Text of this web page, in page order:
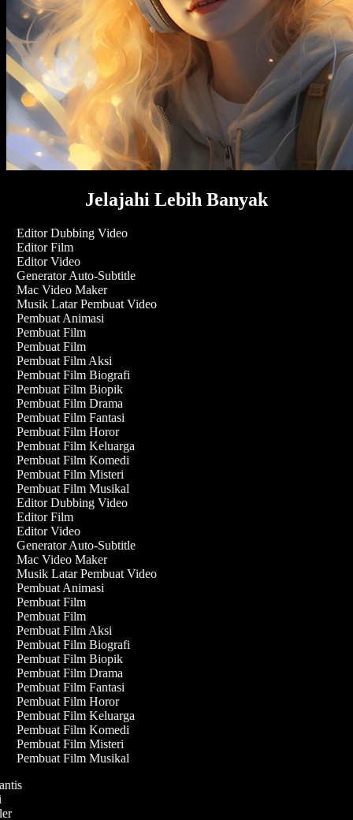
Jelajahi Lebih Banyak
Editor Dubbing Video
Editor Film
Editor Video
Generator Auto-Subtitle
Mac Video Maker
Musik Latar Pembuat Video
Pembuat Animasi
Pembuat Film
Pembuat Film
Pembuat Film Aksi
Pembuat Film Biografi
Pembuat Film Biopik
Pembuat Film Drama
Pembuat Film Fantasi
Pembuat Film Horor
Pembuat Film Keluarga
Pembuat Film Komedi
Pembuat Film Misteri
Pembuat Film Musikal
Editor Dubbing Video
Editor Film
Editor Video
Generator Auto-Subtitle
Mac Video Maker
Musik Latar Pembuat Video
Pembuat Animasi
Pembuat Film
Pembuat Film
Pembuat Film Aksi
Pembuat Film Biografi
Pembuat Film Biopik
Pembuat Film Drama
Pembuat Film Fantasi
Pembuat Film Horor
Pembuat Film Keluarga
Pembuat Film Komedi
Pembuat Film Misteri
Pembuat Film Musikal